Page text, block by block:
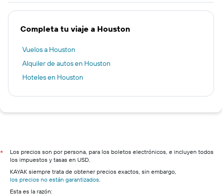
Completa tu viaje a Houston
Vuelos a Houston
Alquiler de autos en Houston
Hoteles en Houston
*
Los precios son por persona, para los boletos electrónicos, e incluyen todos
los impuestos y tasas en USD.
KAYAK siempre trata de obtener precios exactos, sin embargo,
los precios no están garantizados.
Esta es la razón: